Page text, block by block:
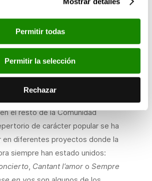
Permitir todas
Permitir la selección
Rechazar
nació en 1995 fruto de las inquietudes
y madres que preocupados por
de sus hijos buscaban una opción
al fenómeno musical. Dirigido
por Mónica Perales i Massana, la
el resto de la Comunidad
de carácter popular se ha
en diferentes proyectos donde la
siempre han estado unidos:
, Cantant l’amor o Sempre